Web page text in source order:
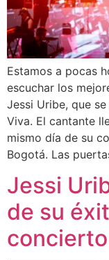
Estamos a pocas
escuchar los
Jessi Uribe, que
Viva. El cantante
mismo día de su
Bogotá. Las
Jessi
de su